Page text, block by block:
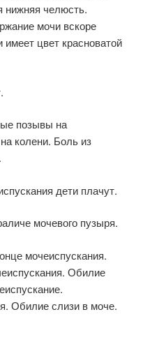
нижняя челюсть.
мочи вскоре
цвет красноватой
позывы на
колени. Боль из
дети плачут.
мочевого пузыря.
мочеиспускания.
Обилие
Обилие слизи в моче.